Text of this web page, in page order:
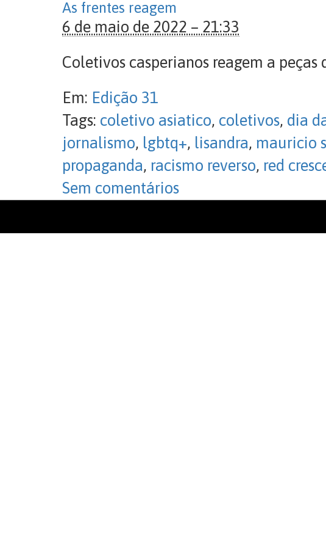
As frentes reagem
6 de maio de 2022 – 21:33
Coletivos casperianos reagem a peças
Em: Edição 31
Tags: coletivo asiatico, coletivos, dia
jornalismo, lgbtq+, lisandra, mauricio
propaganda, racismo reverso, red
Sem comentários